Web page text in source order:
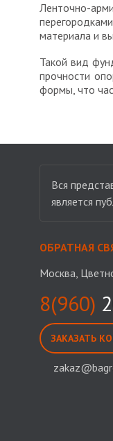
Ленточно-
материала и
Такой вид
прочности
формы, что
Вся
является
ОБРАТНАЯ
Москва,
8(960)
ЗАКАЗАТЬ